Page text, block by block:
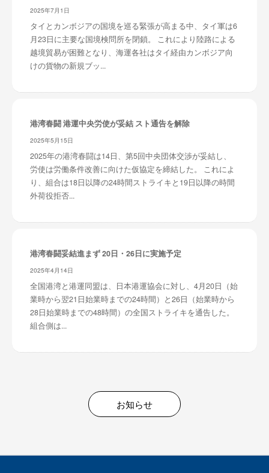
2025年7月1日
タイとカンボジアの国境を巡る緊張が高まる中、タイ軍は6
月23日に主要な国境検問所を閉鎖。 これにより陸路による
越境貿易が困難となり、海運各社はタイ経由カンボジア向
けの貨物の新規ブッ...
港湾春闘 港運中央労使が妥結 スト通告を解除
2025年5月15日
2025年の港湾春闘は14日、第5回中央団体交渉が妥結し、
労使は労働条件改善に向けた仮協定を締結した。 これによ
り、組合は18日以降の24時間ストライキと19日以降の時間
外荷役拒否...
港湾春闘妥結進まず 20日・26日に実施予定
2025年4月14日
全国港湾と港運同盟は、日本港運協会に対し、4月20日（始
業時から翌21日始業時までの24時間）と26日（始業時から
28日始業時までの48時間）の全国ストライキを通告した。
組合側は...
お知らせ